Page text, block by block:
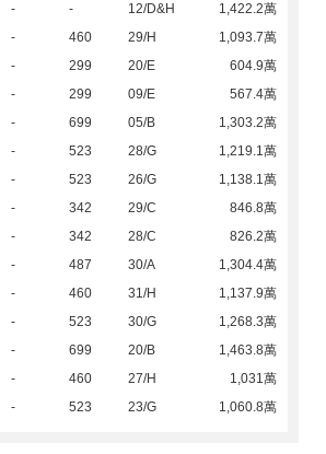
- - 12/D&H
1,422.2萬
- 460 29/H
1,093.7萬
- 299 20/E
604.9萬
- 299 09/E
567.4萬
- 699 05/B
1,303.2萬
- 523 28/G
1,219.1萬
- 523 26/G
1,138.1萬
- 342 29/C
846.8萬
- 342 28/C
826.2萬
- 487 30/A
1,304.4萬
- 460 31/H
1,137.9萬
- 523 30/G
1,268.3萬
- 699 20/B
1,463.8萬
- 460 27/H
1,031萬
- 523 23/G 1,060.8萬